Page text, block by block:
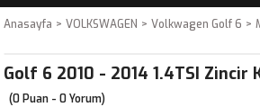
Anasayfa VOLKSWAGEN Volkwagen Golf 6
Golf 6 2010 - 2014 1.4TSI Zincir
(0 Puan - 0 Yorum)